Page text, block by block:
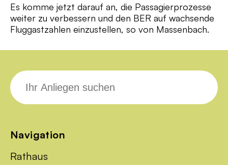
Es komme jetzt darauf an, die Passagierprozesse
weiter zu verbessern und den BER auf wachsende
Fluggastzahlen einzustellen, so von Massenbach.
Navigation
Rathaus
Suche
nach: